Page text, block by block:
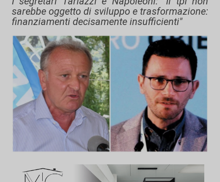
sarebbe oggetto di sviluppo e trasformazione:
finanziamenti decisamente insufficienti"